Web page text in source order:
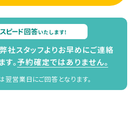
社スタッフよりお早めにご連絡
す。予約確定ではありません。
翌営業日にご回答となります。